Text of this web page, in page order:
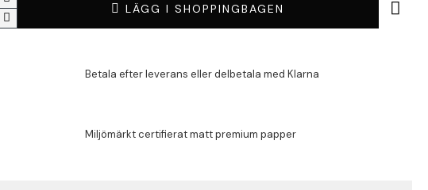
LÄGG I SHOPPINGBAGEN